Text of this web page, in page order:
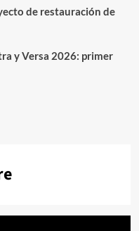
de restauración de
y Versa 2026: primer